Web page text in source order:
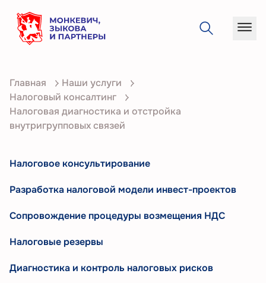
компании
Услуги
Кейсы
Статьи
Главная
Наши услуги
Налоговый консалтинг
Налоговая диагностика и отстройка
внутригрупповых связей
Налоговое консультирование
Разработка налоговой модели инвест-проектов
Сопровождение процедуры возмещения НДС
Налоговые резервы
Диагностика и контроль налоговых рисков